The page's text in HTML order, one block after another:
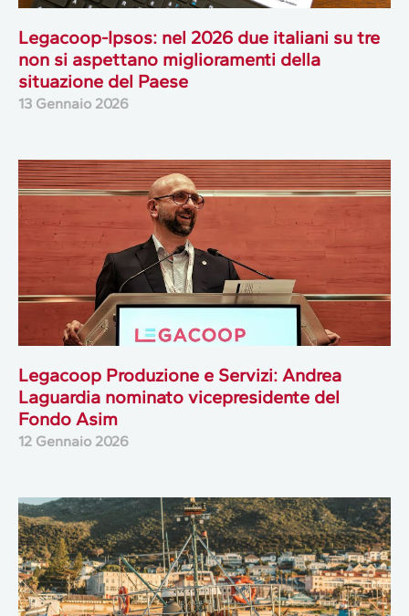
Legacoop-Ipsos: nel 2026 due italiani su tre
non si aspettano miglioramenti della
situazione del Paese
13 Gennaio 2026
Legacoop Produzione e Servizi: Andrea
Laguardia nominato vicepresidente del
Fondo Asim
12 Gennaio 2026